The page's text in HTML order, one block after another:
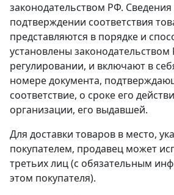
законодательством РФ. Сведения
подтверждении соответствия
представляются в порядке и
установлены
регулировании, и включают в
номере документа,
соответствие, о сроке его
организации, его выдавшей.
Для доставки товаров в место,
покупателем, продавец может
третьих лиц (с обязательным
этом покупателя).